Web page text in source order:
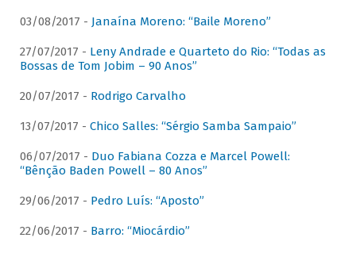
03/08/2017 - Janaína Moreno: “Baile Moreno”
27/07/2017 - Leny Andrade e Quarteto do Rio: “Todas as
Bossas de Tom Jobim – 90 Anos”
20/07/2017 - Rodrigo Carvalho
13/07/2017 - Chico Salles: “Sérgio Samba Sampaio”
06/07/2017 - Duo Fabiana Cozza e Marcel Powell:
“Bênção Baden Powell – 80 Anos”
29/06/2017 - Pedro Luís: “Aposto”
22/06/2017 - Barro: “Miocárdio”